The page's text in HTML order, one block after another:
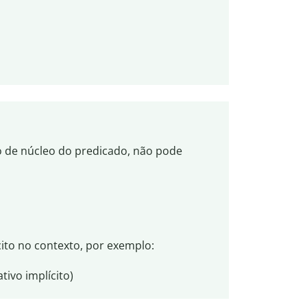
núcleo do predicado, não pode
no contexto, por exemplo:
implícito)